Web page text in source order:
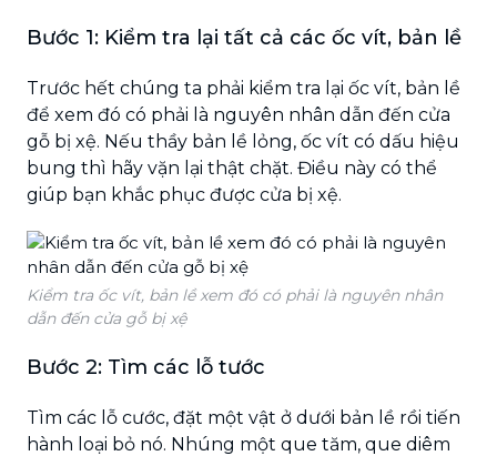
Bước 1: Kiểm tra lại tất cả các ốc vít, bản lề
Trước hết chúng ta phải kiểm tra lại ốc vít, bản lề
để xem đó có phải là nguyên nhân dẫn đến cửa
gỗ bị xệ. Nếu thầy bản lề lỏng, ốc vít có dấu hiệu
bung thì hãy vặn lại thật chặt. Điều này có thể
giúp bạn khắc phục được cửa bị xệ.
Kiểm tra ốc vít, bản lề xem đó có phải là nguyên nhân
dẫn đến cửa gỗ bị xệ
Bước 2: Tìm các lỗ tước
Tìm các lỗ cước, đặt một vật ở dưới bản lề rồi tiến
hành loại bỏ nó. Nhúng một que tăm, que diêm